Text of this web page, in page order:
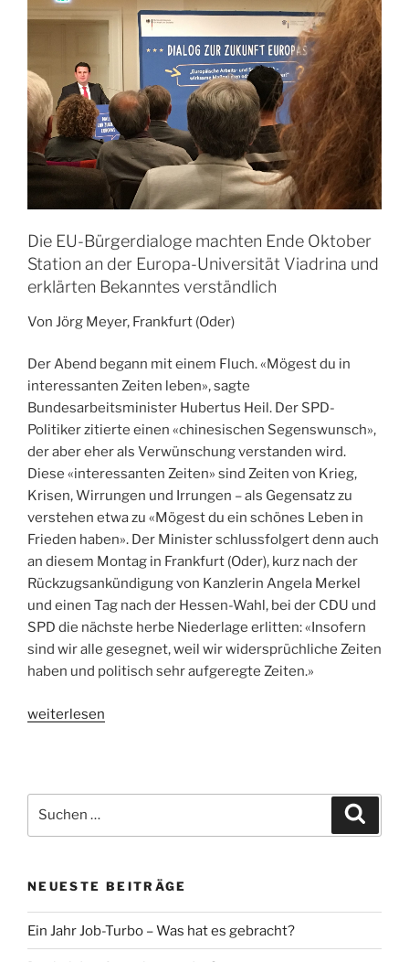
Die EU-Bürgerdialoge machten Ende Oktober
Station an der Europa-Universität Viadrina und
erklärten Bekanntes verständlich
Von Jörg Meyer, Frankfurt (Oder)
Der Abend begann mit einem Fluch. «Mögest du in
interessanten Zeiten leben», sagte
Bundesarbeitsminister Hubertus Heil. Der SPD-
Politiker zitierte einen «chinesischen Segenswunsch»,
der aber eher als Verwünschung verstanden wird.
Diese «interessanten Zeiten» sind Zeiten von Krieg,
Krisen, Wirrungen und Irrungen – als Gegensatz zu
verstehen etwa zu «Mögest du ein schönes Leben in
Frieden haben». Der Minister schlussfolgert denn auch
an diesem Montag in Frankfurt (Oder), kurz nach der
Rückzugsankündigung von Kanzlerin Angela Merkel
und einen Tag nach der Hessen-Wahl, bei der CDU und
SPD die nächste herbe Niederlage erlitten: «Insofern
sind wir alle gesegnet, weil wir widersprüchliche Zeiten
haben und politisch sehr aufgeregte Zeiten.»
„Europa
woanders“
weiterlesen
nach:
NEUESTE BEITRÄGE
Ein Jahr Job-Turbo – Was hat es gebracht?